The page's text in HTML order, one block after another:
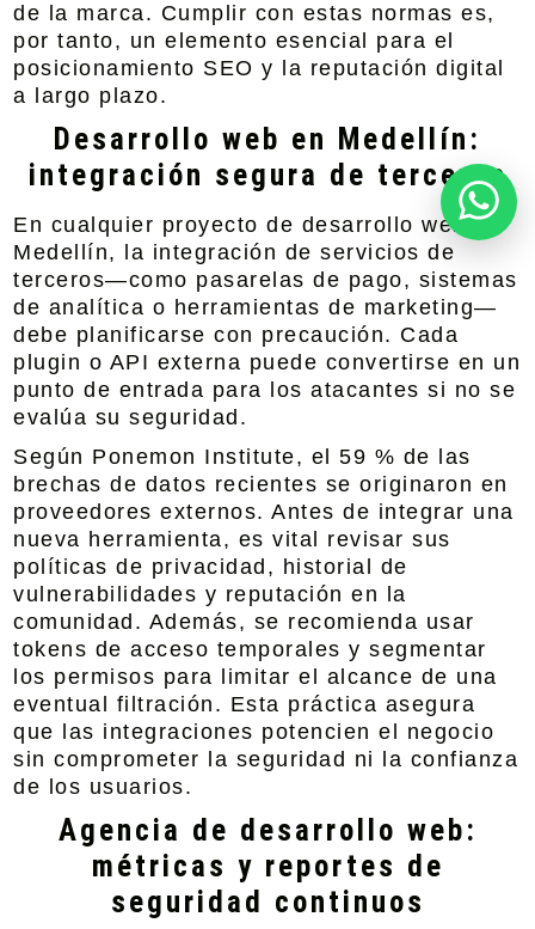
de la marca. Cumplir con estas normas es,
por tanto, un elemento esencial para el
posicionamiento SEO y la reputación digital
a largo plazo.
Desarrollo web en Medellín:
integración segura de terceros
En cualquier proyecto de desarrollo web en
Medellín, la integración de servicios de
terceros—como pasarelas de pago, sistemas
de analítica o herramientas de marketing—
debe planificarse con precaución. Cada
plugin o API externa puede convertirse en un
punto de entrada para los atacantes si no se
evalúa su seguridad.
Según Ponemon Institute, el 59 % de las
brechas de datos recientes se originaron en
proveedores externos. Antes de integrar una
nueva herramienta, es vital revisar sus
políticas de privacidad, historial de
vulnerabilidades y reputación en la
comunidad. Además, se recomienda usar
tokens de acceso temporales y segmentar
los permisos para limitar el alcance de una
eventual filtración. Esta práctica asegura
que las integraciones potencien el negocio
sin comprometer la seguridad ni la confianza
de los usuarios.
Agencia de desarrollo web:
métricas y reportes de
seguridad continuos